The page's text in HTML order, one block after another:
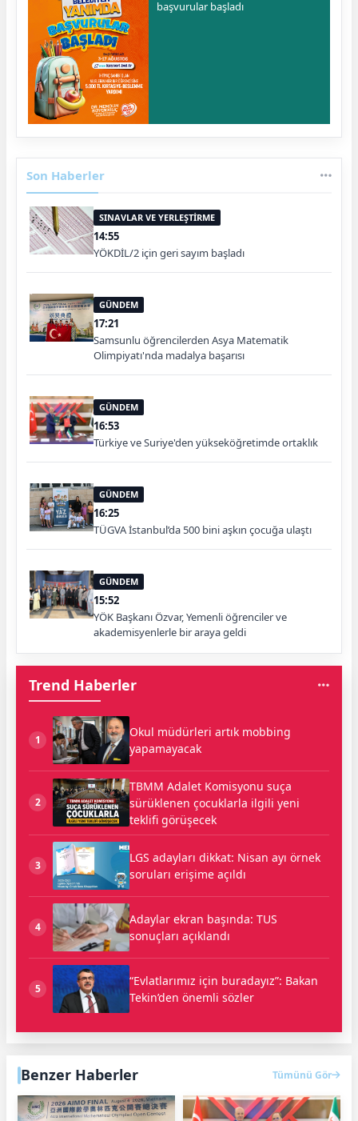
başvurular başladı
Son Haberler
SINAVLAR VE YERLEŞTİRME
14:55
YÖKDİL/2 için geri sayım başladı
GÜNDEM
17:21
Samsunlu öğrencilerden Asya Matematik
Olimpiyatı'nda madalya başarısı
GÜNDEM
16:53
Türkiye ve Suriye'den yükseköğretimde ortaklık
GÜNDEM
16:25
TÜGVA İstanbul’da 500 bini aşkın çocuğa ulaştı
GÜNDEM
15:52
YÖK Başkanı Özvar, Yemenli öğrenciler ve
akademisyenlerle bir araya geldi
Trend Haberler
1
Okul müdürleri artık mobbing
yapamayacak
2
TBMM Adalet Komisyonu suça
sürüklenen çocuklarla ilgili yeni
teklifi görüşecek
3
LGS adayları dikkat: Nisan ayı örnek
soruları erişime açıldı
4
Adaylar ekran başında: TUS
sonuçları açıklandı
5
“Evlatlarımız için buradayız”: Bakan
Tekin’den önemli sözler
Benzer Haberler Tümünü Gör